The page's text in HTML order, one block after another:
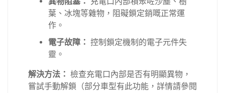
葉、冰塊等雜物，阻礙鎖定銷嘅正常運
作。
電子故障： 控制鎖定機制的電子元件失
靈。
解決方法： 檢查充電口內部是否有明顯異物，
嘗試手動解鎖（部分車型有此功能，詳情請參閱